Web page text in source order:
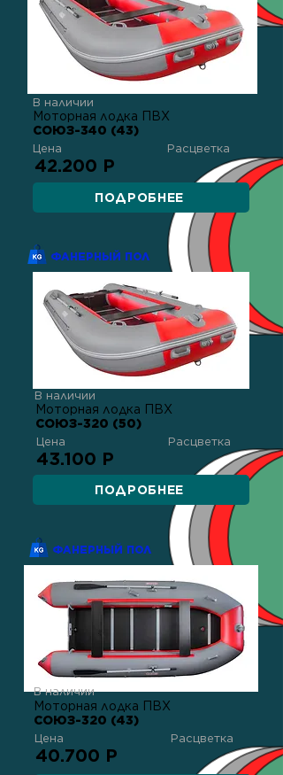
В наличии
Моторная лодка ПВХ
СОЮЗ-340 (43)
Расцветка
Цена
42.200 Р
ПОДРОБНЕЕ
ФАНЕРНЫЙ ПОЛ
В наличии
Моторная лодка ПВХ
СОЮЗ-320 (50)
Цена Расцветка
43.100 Р
ПОДРОБНЕЕ
ФАНЕРНЫЙ ПОЛ
В наличии
Моторная лодка ПВХ
СОЮЗ-320 (43)
Цена Расцветка
40.700 Р